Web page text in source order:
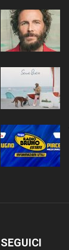
SEGUICI